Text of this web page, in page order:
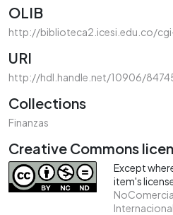
OLIB
http://biblioteca2.icesi.edu.co/
URI
http://hdl.handle.net/10906/
Collections
Finanzas
Creative Commons
Except
item's